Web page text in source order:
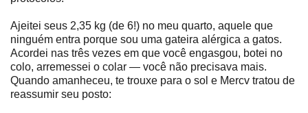
Ajeitei seus 2,35 kg (de 6!) no meu quarto, aquele que
ninguém entra porque sou uma gateira alérgica a gatos.
Acordei nas três vezes em que você engasgou, botei no
colo, arremessei o colar — você não precisava mais.
Quando amanheceu, te trouxe para o sol e Mercv tratou de
reassumir seu posto: